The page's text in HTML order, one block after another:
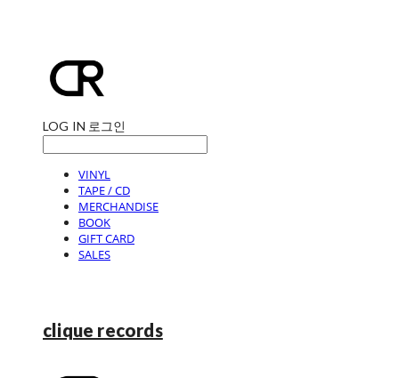
LOG IN 로그인
VINYL
TAPE / CD
MERCHANDISE
BOOK
GIFT CARD
SALES
clique records